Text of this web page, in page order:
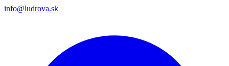
info@ludrova.sk